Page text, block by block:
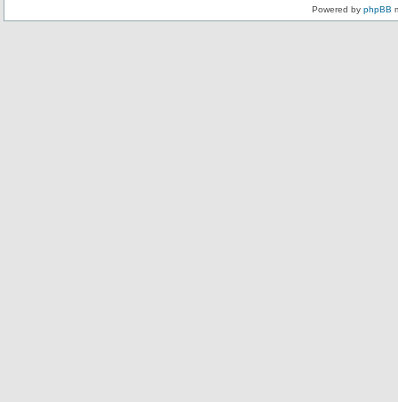
Powered by phpBB